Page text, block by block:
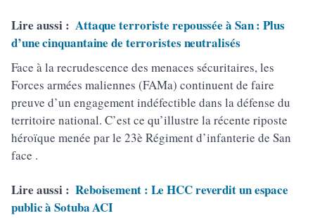
Lire aussi : Attaque terroriste repoussée à San : Plus
d’une cinquantaine de terroristes neutralisés
Face à la recrudescence des menaces sécuritaires, les
Forces armées maliennes (FAMa) continuent de faire
preuve d’un engagement indéfectible dans la défense du
territoire national. C’est ce qu’illustre la récente riposte
héroïque menée par le 23è Régiment d’infanterie de San
face .
Lire aussi : Reboisement : Le HCC reverdit un espace
public à Sotuba ACI